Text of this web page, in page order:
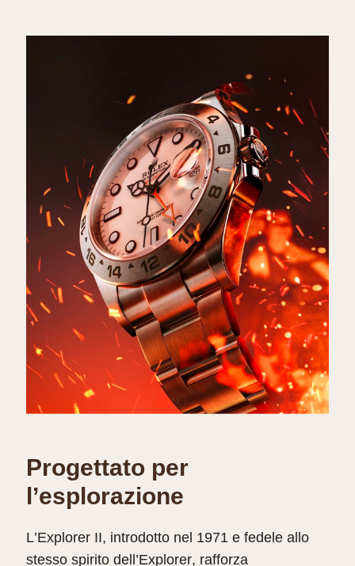
Progettato per
l’esplorazione
L’Explorer II, introdotto nel 1971 e fedele allo
stesso spirito dell’Explorer, rafforza